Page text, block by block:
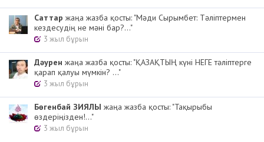
Cаттар жаңа жазба қосты: "Мәди Сырымбет: Тәліптермен
кездесудің не мәні бар?..."
3 жыл бұрын
Дәурен жаңа жазба қосты: "ҚАЗАҚТЫҢ күні НЕГЕ тәліптерге
қарап қалуы мүмкін? ..."
3 жыл бұрын
Бөгенбай ЗИЯЛЫ жаңа жазба қосты: "Тақырыбы
өздеріңізден!..."
3 жыл бұрын